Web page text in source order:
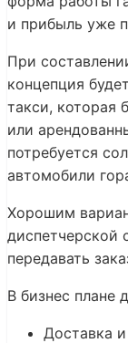
и прибыль уже
При
концепция
такси, которая
или
потребуется
автомобили
Хорошим
диспетчерской
передавать
В бизнес плане
Доставка и